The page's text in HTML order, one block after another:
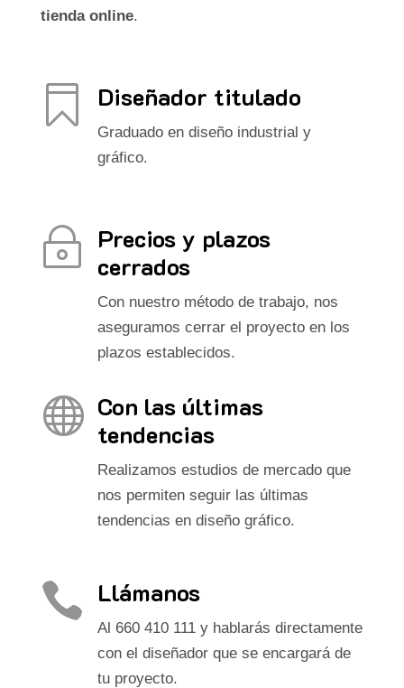
tienda online.
 Diseñador titulado
Graduado en diseño industrial y
gráfico.
~ Precios y plazos
cerrados
Con nuestro método de trabajo, nos
aseguramos cerrar el proyecto en los
plazos establecidos.
 Con las últimas
tendencias
Realizamos estudios de mercado que
nos permiten seguir las últimas
tendencias en diseño gráfico.
 Llámanos
Al 660 410 111 y hablarás directamente
con el diseñador que se encargará de
tu proyecto.